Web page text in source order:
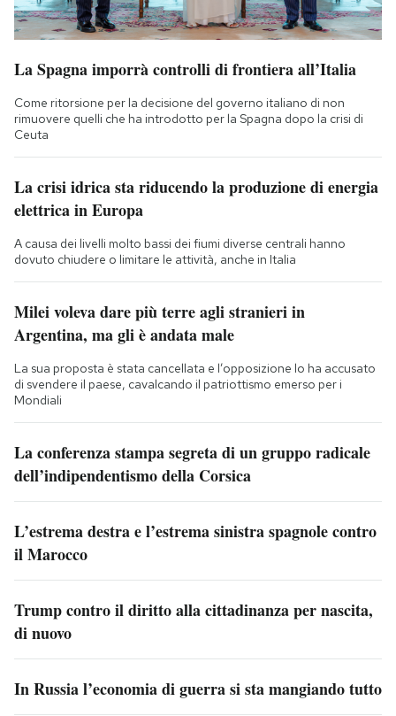
La Spagna imporrà controlli di frontiera all’Italia
Come ritorsione per la decisione del governo italiano di non
rimuovere quelli che ha introdotto per la Spagna dopo la crisi di
Ceuta
La crisi idrica sta riducendo la produzione di energia
elettrica in Europa
A causa dei livelli molto bassi dei fiumi diverse centrali hanno
dovuto chiudere o limitare le attività, anche in Italia
Milei voleva dare più terre agli stranieri in
Argentina, ma gli è andata male
La sua proposta è stata cancellata e l’opposizione lo ha accusato
di svendere il paese, cavalcando il patriottismo emerso per i
Mondiali
La conferenza stampa segreta di un gruppo radicale
dell’indipendentismo della Corsica
L’estrema destra e l’estrema sinistra spagnole contro
il Marocco
Trump contro il diritto alla cittadinanza per nascita,
di nuovo
In Russia l’economia di guerra si sta mangiando tutto